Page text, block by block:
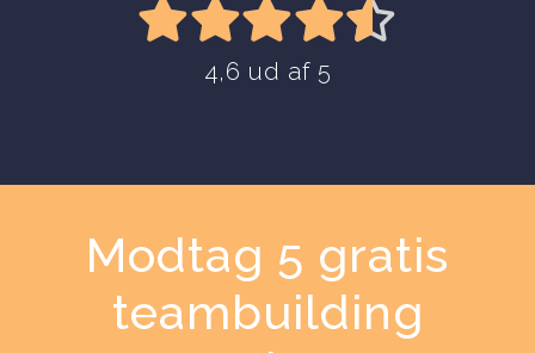
4,6 ud af 5
Modtag 5 gratis
teambuilding